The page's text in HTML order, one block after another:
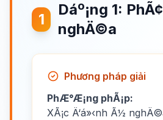
1
Dáº¡ng 1:
nghÄ©a
Phương pháp giải
PhÆ°Æ¡ng phÃ¡p:
XÃ¡c Ä‘á»‹nh Ã½